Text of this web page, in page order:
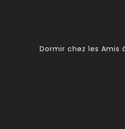
Dormir chez les Amis